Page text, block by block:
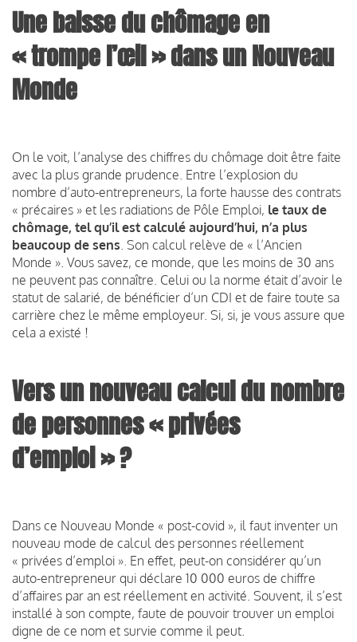
Une baisse du chômage en
« trompe l’œil » dans un Nouveau
Monde
On le voit, l’analyse des chiffres du chômage doit être faite
avec la plus grande prudence. Entre l’explosion du
nombre d’auto-entrepreneurs, la forte hausse des contrats
« précaires » et les radiations de Pôle Emploi, le taux de
chômage, tel qu’il est calculé aujourd’hui, n’a plus
beaucoup de sens . Son calcul relève de « l’Ancien
Monde ». Vous savez, ce monde, que les moins de 30 ans
ne peuvent pas connaître. Celui ou la norme était d’avoir le
statut de salarié, de bénéficier d’un CDI et de faire toute sa
carrière chez le même employeur. Si, si, je vous assure que
cela a existé !
Vers un nouveau calcul du nombre
de personnes « privées
d’emploi » ?
Dans ce Nouveau Monde « post-covid », il faut inventer un
nouveau mode de calcul des personnes réellement
« privées d’emploi ». En effet, peut-on considérer qu’un
auto-entrepreneur qui déclare 10 000 euros de chiffre
d’affaires par an est réellement en activité. Souvent, il s’est
installé à son compte, faute de pouvoir trouver un emploi
digne de ce nom et survie comme il peut.